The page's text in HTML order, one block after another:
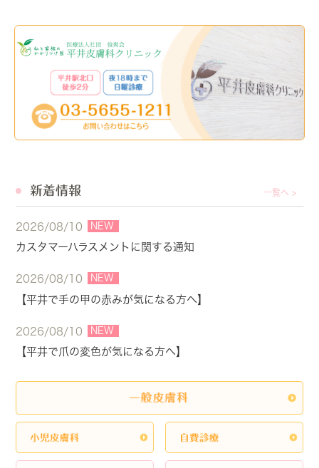
新着情報 一覧へ >
2026/08/10 NEW
カスタマーハラスメントに関する通知
2026/08/10 NEW
【平井で手の甲の赤みが気になる方へ】
2026/08/10 NEW
【平井で爪の変色が気になる方へ】